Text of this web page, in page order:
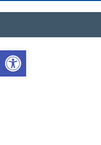
Open toolbar